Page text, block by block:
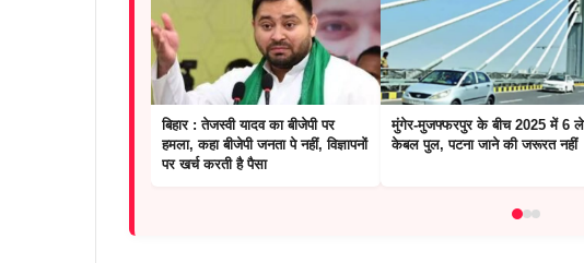
बिहार : तेजस्वी यादव का बीजेपी पर
हमला, कहा बीजेपी जनता पे नहीं, विज्ञापनों
पर खर्च करती है पैसा
मुंगेर-मुजफ्फरपुर के बीच 2025 में 6
केबल पुल, पटना जाने की जरूरत नहीं